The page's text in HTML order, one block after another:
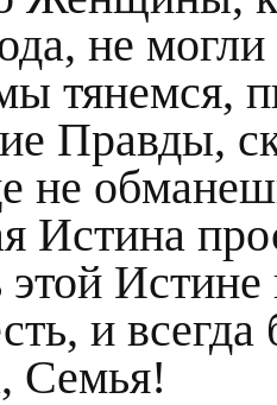
не
тянемся,
Правды,
не
Истина
этой
и
Семья!